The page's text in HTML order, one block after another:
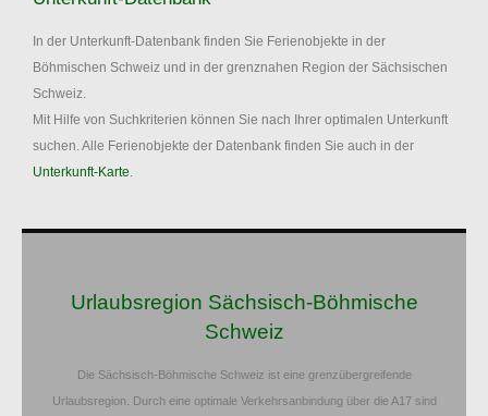
In der Unterkunft-Datenbank finden Sie Ferienobjekte in der
Böhmischen Schweiz und in der grenznahen Region der Sächsischen
Schweiz.
Mit Hilfe von Suchkriterien können Sie nach Ihrer optimalen Unterkunft
suchen. Alle Ferienobjekte der Datenbank finden Sie auch in der
Unterkunft-Karte.
Urlaubsregion Sächsisch-Böhmische
Schweiz
Die Sächsisch-Böhmische Schweiz ist eine grenzübergreifende
Urlaubsregion. Durch eine optimale Verkehrsanbindung über die A17 sind